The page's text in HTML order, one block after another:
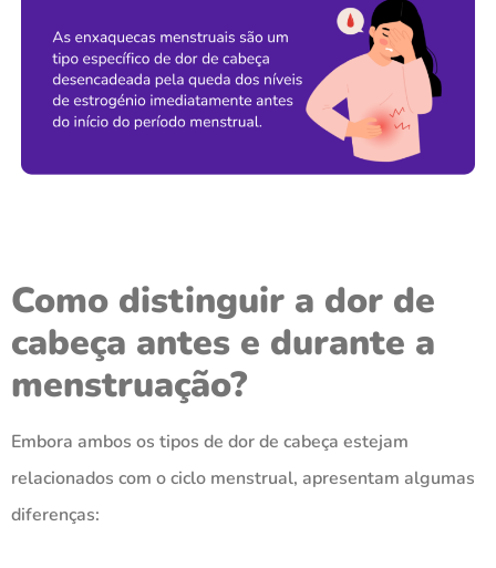
Como distinguir a dor de
cabeça antes e durante a
menstruação?
Embora ambos os tipos de dor de cabeça estejam
relacionados com o ciclo menstrual, apresentam algumas
diferenças: